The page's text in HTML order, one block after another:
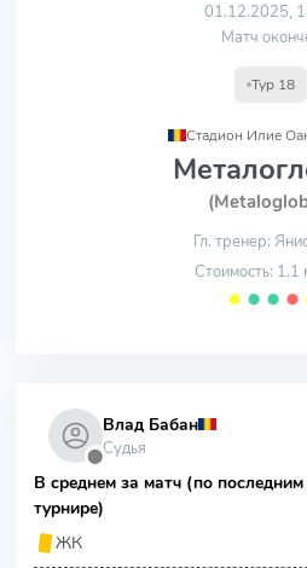
01.12.2025,
Матч
Тур 18
Стадион Илие
Гл. тренер:
Стоимость: 1.1
⬤ ⬤ ⬤ ⬤
⬤
Влад Бабан
Судья
В среднем за матч (по
турнире)
ЖК